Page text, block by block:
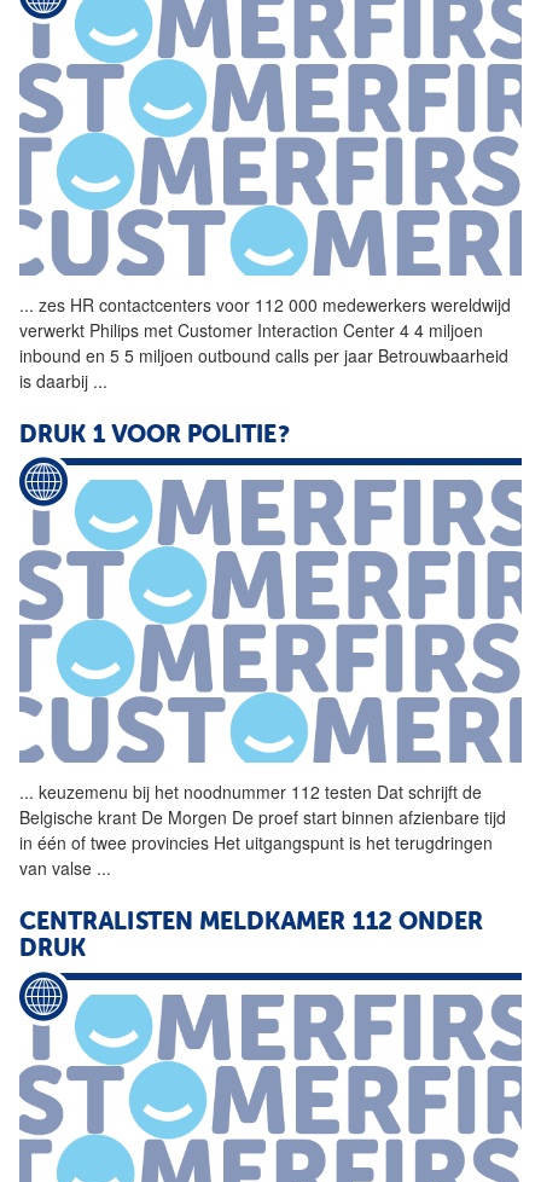
... zes HR contactcenters voor 112 000 medewerkers wereldwijd
verwerkt Philips met Customer Interaction Center 4 4 miljoen
inbound en 5 5 miljoen outbound calls per jaar Betrouwbaarheid
is daarbij ...
DRUK 1 VOOR POLITIE?
... keuzemenu bij het noodnummer 112 testen Dat schrijft de
Belgische krant De Morgen De proef start binnen afzienbare tijd
in één of twee provincies Het uitgangspunt is het terugdringen
van valse ...
CENTRALISTEN MELDKAMER 112 ONDER
DRUK